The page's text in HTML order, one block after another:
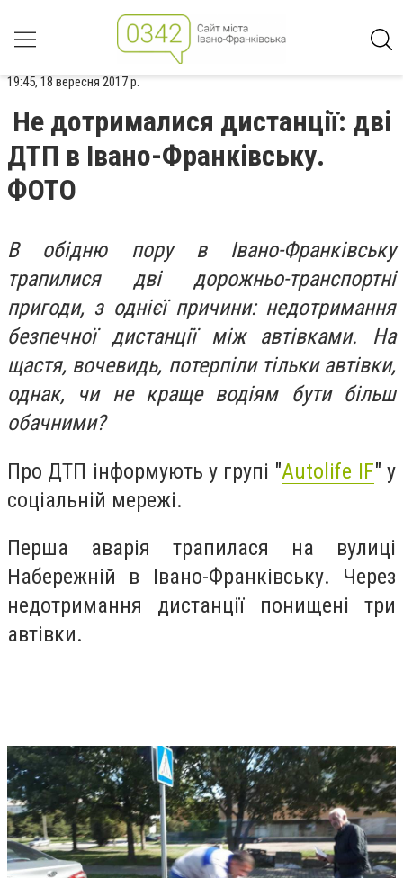
19:45, 18 вересня 2017 р.
Не дотрималися дистанції: дві
ДТП в Івано-Франківську.
ФОТО
В обідню пору в Івано-Франківську
трапилися дві дорожньо-транспортні
пригоди, з однієї причини: недотримання
безпечної дистанції між автівками. На
щастя, вочевидь, потерпіли тільки автівки,
однак, чи не краще водіям бути більш
обачними?
Про ДТП інформують у групі "Autolife IF" у
соціальній мережі.
Перша аварія трапилася на вулиці
Набережній в Івано-Франківську. Через
недотримання дистанції понищені три
автівки.